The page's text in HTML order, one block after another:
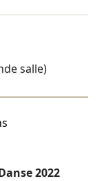
salle)
2022